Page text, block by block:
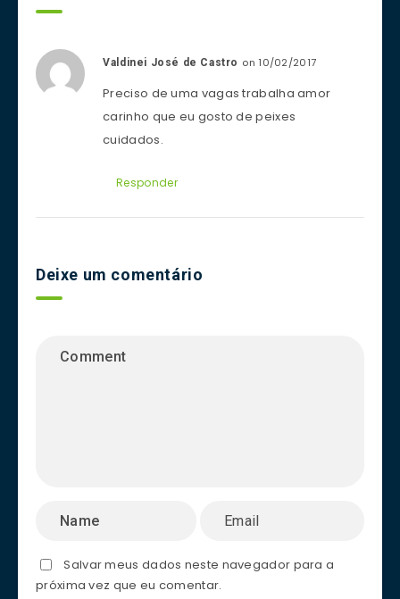
Valdinei José de Castro on 10/02/2017
Preciso de uma vagas trabalha amor
carinho que eu gosto de peixes
cuidados.
Responder
Deixe um comentário
Salvar meus dados neste navegador para a
próxima vez que eu comentar.